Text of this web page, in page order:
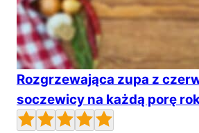
Rozgrzewająca zupa z
soczewicy na każdą porę